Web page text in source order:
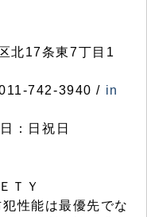
北17条東7丁目1
742-3940 / in
：日祝日
ＴＹ
性能は最優先でな